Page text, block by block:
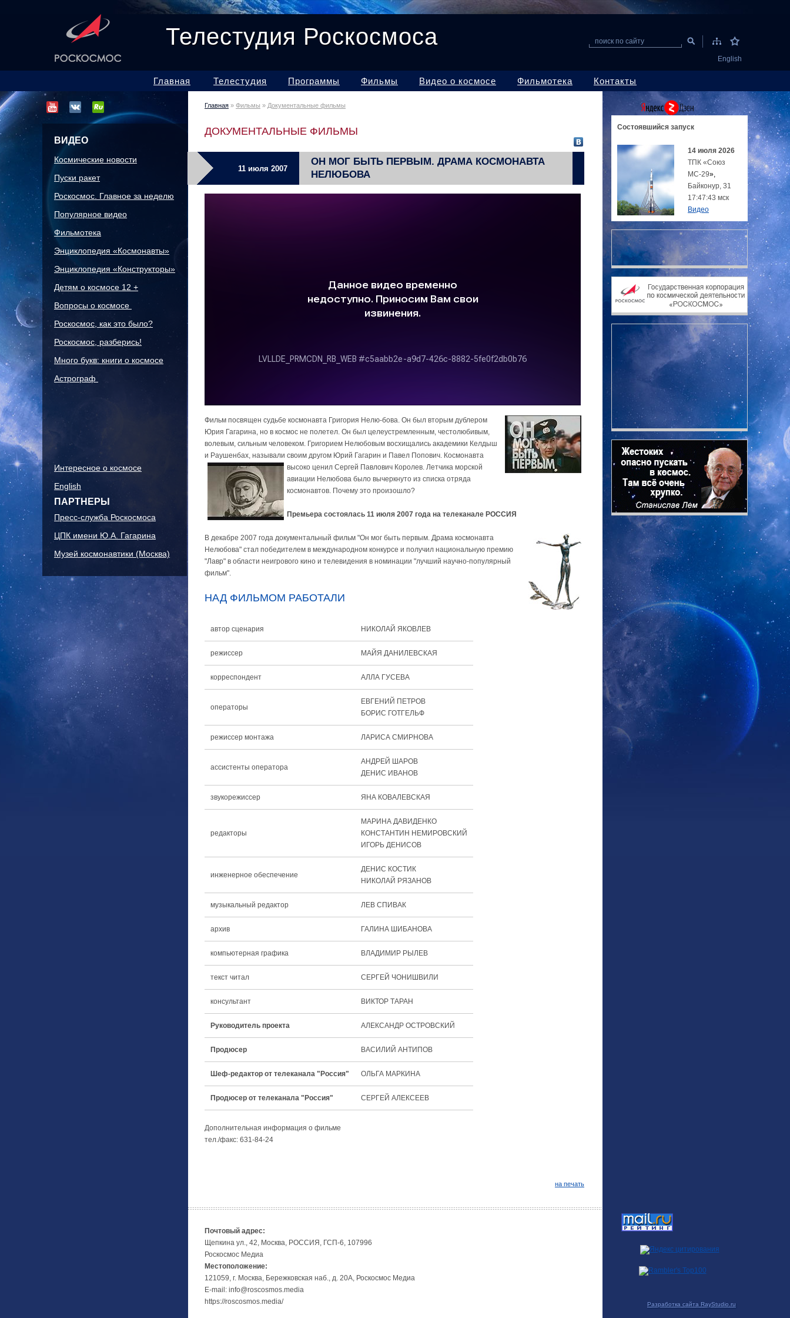
Телестудия Роскосмоса поиск по сайту
English
Главная Телестудия Программы Фильмы Видео о космосе Фильмотека Контакты
ВИДЕО
Космические новости
Пуски ракет
Роскосмос. Главное за неделю
Популярное видео
Фильмотека
Энциклопедия «Космонавты»
Энциклопедия «Конструкторы»
Детям о космосе 12 +
Вопросы о космосе
Роскосмос, как это было?
Роскосмос, разберись!
Много букв: книги о космосе
Астрограф
Интересное о космосе
English
ПАРТНЕРЫ
Пресс-служба Роскосмоса
ЦПК имени Ю.А. Гагарина
Музей космонавтики (Москва)
Главная » Фильмы » Документальные фильмы
ДОКУМЕНТАЛЬНЫЕ ФИЛЬМЫ
11 июля 2007
ОН МОГ БЫТЬ ПЕРВЫМ. ДРАМА КОСМОНАВТА
НЕЛЮБОВА
Фильм посвящен судьбе космонавта Григория Нелю-бова. Он был вторым дублером
Юрия Гагарина, но в космос не полетел. Он был целеустремленным, честолюбивым,
волевым, сильным человеком. Григорием Нелюбовым восхищались академики Келдыш
и Раушенбах, называли своим другом Юрий Гагарин и Павел Попович. Космонавта
высоко ценил Сергей Павлович Королев. Летчика морской
авиации Нелюбова было вычеркнуто из списка отряда
космонавтов. Почему это произошло?
Премьера состоялась 11 июля 2007 года на телеканале РОССИЯ
В декабре 2007 года документальный фильм "Он мог быть первым. Драма космонавта
Нелюбова" стал победителем в международном конкурсе и получил национальную премию
"Лавр" в области неигрового кино и телевидения в номинации "лучший научно-популярный
фильм".
НАД ФИЛЬМОМ РАБОТАЛИ
автор сценария НИКОЛАЙ ЯКОВЛЕВ
режиссер МАЙЯ ДАНИЛЕВСКАЯ
корреспондент АЛЛА ГУСЕВА
операторы
ЕВГЕНИЙ ПЕТРОВ
БОРИС ГОТГЕЛЬФ
режиссер монтажа ЛАРИСА СМИРНОВА
ассистенты оператора
АНДРЕЙ ШАРОВ
ДЕНИС ИВАНОВ
звукорежиссер ЯНА КОВАЛЕВСКАЯ
редакторы
МАРИНА ДАВИДЕНКО
КОНСТАНТИН НЕМИРОВСКИЙ
ИГОРЬ ДЕНИСОВ
инженерное обеспечение
ДЕНИС КОСТИК
НИКОЛАЙ РЯЗАНОВ
музыкальный редактор ЛЕВ СПИВАК
архив ГАЛИНА ШИБАНОВА
компьютерная графика ВЛАДИМИР РЫЛЕВ
текст читал СЕРГЕЙ ЧОНИШВИЛИ
консультант ВИКТОР ТАРАН
Руководитель проекта АЛЕКСАНДР ОСТРОВСКИЙ
Продюсер ВАСИЛИЙ АНТИПОВ
Шеф-редактор от телеканала "Россия" ОЛЬГА МАРКИНА
Продюсер от телеканала "Россия" СЕРГЕЙ АЛЕКСЕЕВ
Дополнительная информация о фильме
тел./факс: 631-84-24
на печать
Состоявшийся запуск
14 июля 2026
ТПК «Союз
МС-29»,
Байконур, 31
17:47:43 мск
Видео
Почтовый адрес:
Щепкина ул., 42, Москва, РОССИЯ, ГСП-6, 107996
Роскосмос Медиа
Местоположение:
121059, г. Москва, Бережковская наб., д. 20А, Роскосмос Медиа
E-mail: info@roscosmos.media
https://roscosmos.media/
Разработка сайта RayStudio.ru